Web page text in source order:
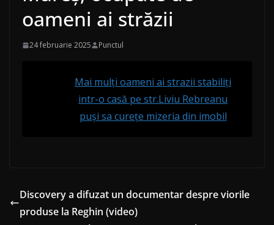
oameni ai străzii
24 februarie 2025 Punctul
Mai mulți oameni ai strazii stabiliți
intr-o casă pe str.Liviu Rebreanu
puși sa curețe mizeria din imobil
Discovery a difuzat un documentar despre viorile
produse la Reghin (video)